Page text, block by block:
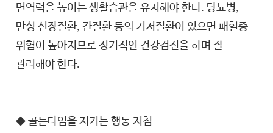
면역력을 높이는 생활습관을 유지해야 한다. 당뇨병,
만성 신장질환, 간질환 등의 기저질환이 있으면 패혈증
위험이 높아지므로 정기적인 건강검진을 하며 잘
관리해야 한다.
◆ 골든타임을 지키는 행동 지침